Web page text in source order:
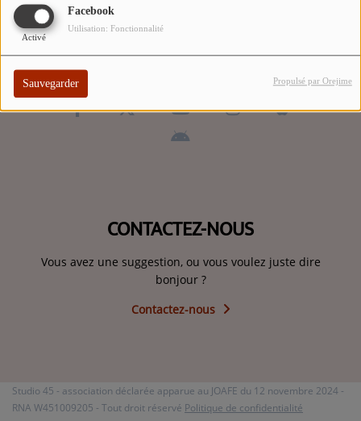
Facebook
Activé
Utilisation: Fonctionnalité
Sauvegarder Propulsé par Orejime
Musique
TITRES DIFFUSÉS
ARTISTES
TOP 10
CONTACTEZ-NOUS
Vous avez une suggestion, ou vous voulez juste dire
bonjour ?
Contactez-nous
Studio 45 - association déclarée apparue au JOAFE du 12 novembre 2024 -
RNA W451009205 - Tout droit réservé Politique de confidentialité